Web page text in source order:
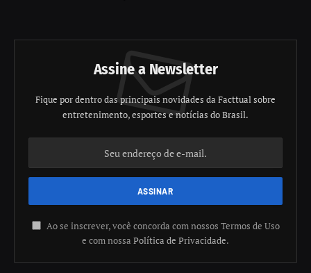
Assine a Newsletter
Fique por dentro das principais novidades da Facttual sobre
entretenimento, esportes e notícias do Brasil.
Ao se inscrever, você concorda com nossos Termos de Uso
e com nossa Política de Privacidade.